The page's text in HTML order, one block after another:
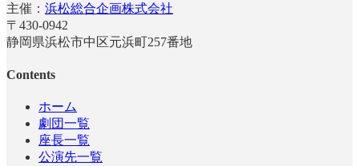
主催： 浜松総合企画株式会社
〒430-0942
静岡県浜松市中区元浜町257番地
Contents
ホーム
劇団一覧
座長一覧
公演先一覧